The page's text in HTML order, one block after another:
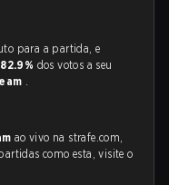
para a partida, e
82.9% dos votos a seu
.
ao vivo na strafe.com,
como esta, visite o